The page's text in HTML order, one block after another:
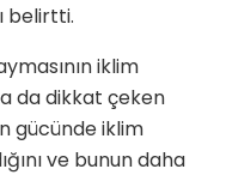
belirtti.
iklim
da dikkat çeken
gücünde iklim
ve bunun daha